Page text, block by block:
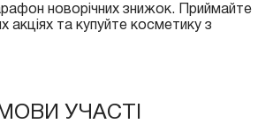
новорічних знижок. Приймайте
акціях та купуйте косметику з
УЧАСТІ